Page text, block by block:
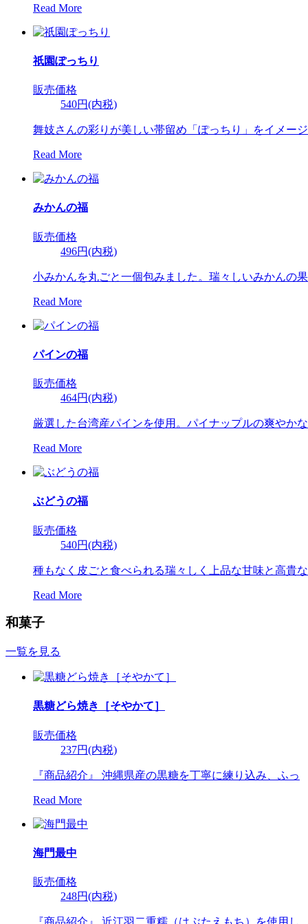
Read More
祇園ぽっちり
販売価格
540円(内税)
舞妓さんの彩りが美しい帯留め「ぽっちり」をイメー
Read More
みかんの福
販売価格
496円(内税)
小みかんを丸ごと一個包みました。瑞々しいみかんの
Read More
パインの福
販売価格
464円(内税)
厳選した台湾産パインを使用。パイナップルの爽やか
Read More
ぶどうの福
販売価格
540円(内税)
種もなく皮ごと食べられる瑞々しく上品な甘味と高貴
Read More
和菓子
一覧を見る
黒糖どら焼き［そやかて］
販売価格
237円(内税)
『商品紹介』 沖縄県産の黒糖を丁寧に練り込み、ふっ
Read More
海門最中
販売価格
248円(内税)